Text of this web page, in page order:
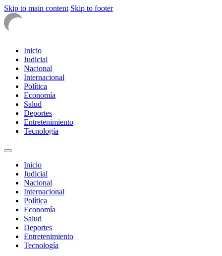
Skip to main content Skip to footer
Inicio
Judicial
Nacional
Internacional
Política
Economía
Salud
Deportes
Entretenimiento
Tecnología
Inicio
Judicial
Nacional
Internacional
Política
Economía
Salud
Deportes
Entretenimiento
Tecnología